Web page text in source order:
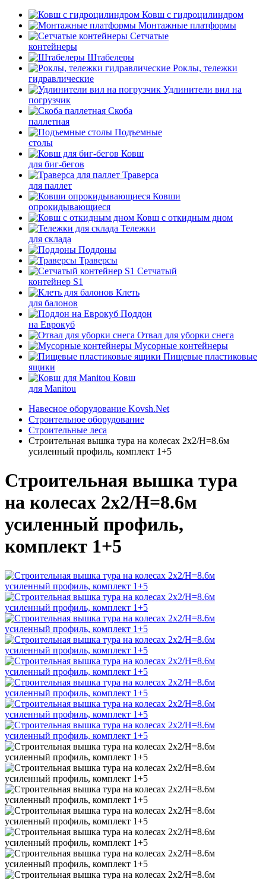
Ковш с гидроцилиндром
Монтажные платформы
Сетчатые
контейнеры
Штабелеры
Роклы, тележки
гидравлические
Удлинители вил на
погрузчик
Скоба
паллетная
Подъемные
столы
Ковш
для биг-бегов
Траверса
для паллет
Ковши
опрокидывающиеся
Ковш с откидным дном
Тележки
для склада
Поддоны
Траверсы
Сетчатый
контейнер S1
Клеть
для балонов
Поддон
на Еврокуб
Отвал для уборки снега
Мусорные контейнеры
Пищевые пластиковые
ящики
Ковш
для Manitou
Навесное оборудование Kovsh.Net
Строительное оборудование
Строительные леса
Строительная вышка тура на колесах 2х2/Н=8.6м
усиленный профиль, комплект 1+5
Строительная вышка тура
на колесах 2х2/Н=8.6м
усиленный профиль,
комплект 1+5